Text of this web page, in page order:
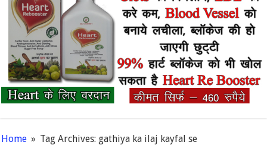
Home » Tag Archives: gathiya ka ilaj kayfal se